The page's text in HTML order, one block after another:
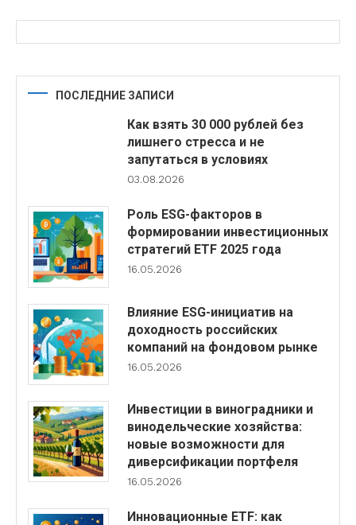
ПОСЛЕДНИЕ ЗАПИСИ
Как взять 30 000 рублей без
лишнего стресса и не
запутаться в условиях
03.08.2026
Роль ESG-факторов в
формировании инвестиционных
стратегий ETF 2025 года
16.05.2026
Влияние ESG-инициатив на
доходность российских
компаний на фондовом рынке
16.05.2026
Инвестиции в виноградники и
винодельческие хозяйства:
новые возможности для
диверсификации портфеля
16.05.2026
Инновационные ETF: как